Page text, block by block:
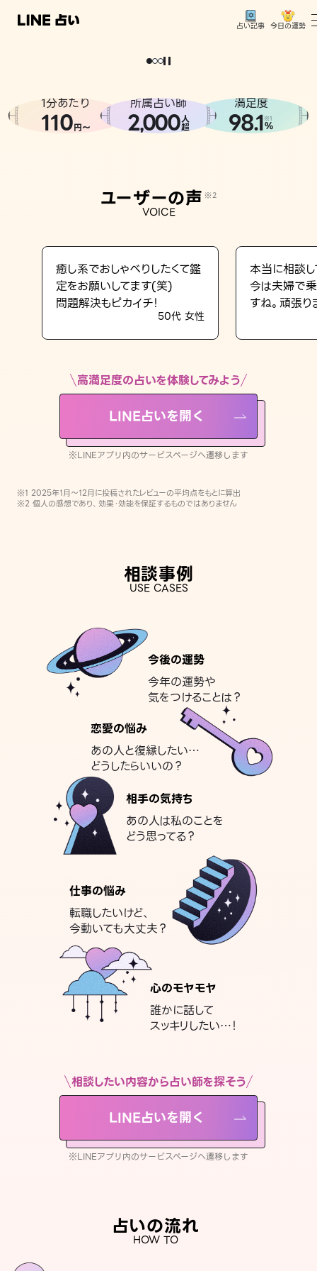
占い記事 今日の運勢
相談事例
占い記事
LINE占いを開く
※LINEアプリ内のサービスページへ遷移します
どうせなら
。
1分あたり
110円〜
所属占い師
2,000人
超
満足度
98.1※1
%
ユーザーの声 ※2
VOICE
癒し系でおしゃべりしたくて鑑
定をお願いしてます(笑)
問題解決もピカイチ！
50代 女性
本当に相談し
今は夫婦で
すね。頑張り
高満足度の占いを体験してみよう
LINE占いを開く
※LINEアプリ内のサービスページへ遷移します
※1 2025年1月〜12月に投稿されたレビューの平均点をもとに算出
※2 個人の感想であり、効果・効能を保証するものではありません
相談事例
USE CASES
今後の運勢
今年の運勢や
気をつけることは？
恋愛の悩み
あの人と復縁したい…
どうしたらいいの？
相手の気持ち
あの人は私のことを
どう思ってる？
仕事の悩み
転職したいけど、
今動いても大丈夫？
心のモヤモヤ
誰かに話して
スッキリしたい…！
相談したい内容から占い師を探そう
LINE占いを開く
※LINEアプリ内のサービスページへ遷移します
占いの流れ
HOW TO